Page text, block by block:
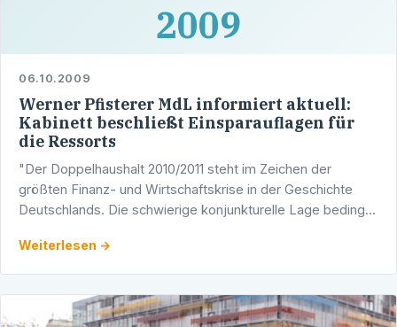
2009
06.10.2009
Werner Pfisterer MdL informiert aktuell:
Kabinett beschließt Einsparauflagen für
die Ressorts
"Der Doppelhaushalt 2010/2011 steht im Zeichen der
größten Finanz- und Wirtschaftskrise in der Geschichte
Deutschlands. Die schwierige konjunkturelle Lage bedingt
Weiterlesen →